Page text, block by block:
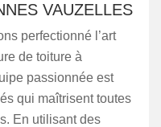
VAUZELLES
perfectionné l’art
de toiture à
passionnée est
qui maîtrisent toutes
En utilisant des